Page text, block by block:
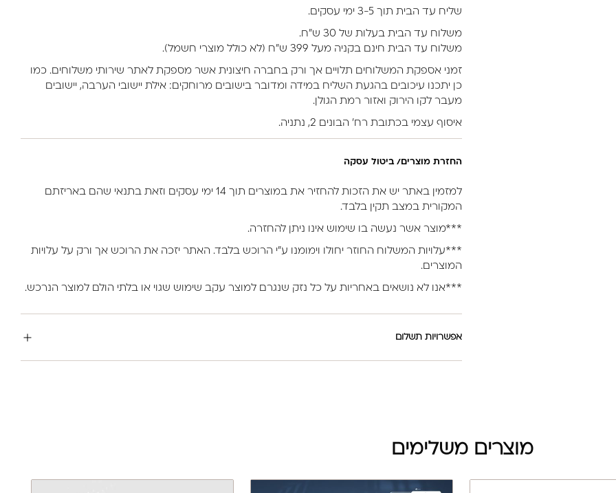
שליח עד הבית תוך 3-5 ימי עסקים.
משלוח עד הבית בעלות של 30 ש״ח.
משלוח עד הבית חינם בקניה מעל 399 ש״ח (לא כולל מוצרי חשמל).
זמני אספקת המשלוחים תלויים אך ורק בחברה חיצונית אשר מספקת לאתר שירותי משלוחים. כמו
כן יתכנו עיכובים בהגעת השליח במידה ומדובר בישובים מרוחקים: אילת יישובי הערבה, יישובים
מעבר לקו הירוק ואזור רמת הגולן.
איסוף עצמי בכתובת רח’ הבונים 2, נתניה.
החזרת מוצרים/ ביטול עסקה
למזמין באתר יש את הזכות להחזיר את במוצרים תוך 14 ימי עסקים וזאת בתנאי שהם באריזתם
המקורית במצב תקין בלבד.
***מוצר אשר נעשה בו שימוש אינו ניתן להחזרה.
***עלויות המשלוח החוזר יחולו וימומנו ע”י הרוכש בלבד. האתר יזכה את הרוכש אך ורק על עלויות
המוצרים.
***אנו לא נושאים באחריות על כל נזק שנגרם למוצר עקב שימוש שגוי או בלתי הולם למוצר הנרכש.
אפשרויות תשלום
מוצרים משלימים